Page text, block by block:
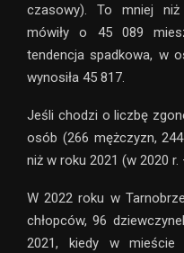
czasowy). To mniej
mówiły o 45 089
tendencja spadkowa, w
wynosiła 45 817.
Jeśli chodzi o liczbę
osób (266 mężczyzn,
niż w roku 2021 (w 2020 r.
W 2022 roku w
chłopców, 96
2021, kiedy w mieście